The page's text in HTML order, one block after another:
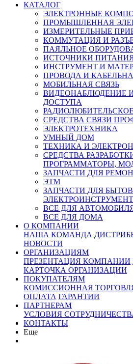
КАТАЛОГ
ЭЛЕКТРОННЫЕ
ПРОМЫШЛЕННАЯ
ИЗМЕРИТЕЛЬНЫЕ
КОММУТАЦИЯ И
ПАЯЛЬНОЕ
ИСТОЧНИКИ
ИНСТРУМЕНТ И
ПРОВОДА И
МОБИЛЬНАЯ СВЯЗЬ
ВИДЕОНАБЛЮДЕНИЕ
ДОСТУПА
СРЕДСТВА СВЯЗИ
ЭЛЕКТРОТЕХНИКА
УМНЫЙ ДОМ
ТЕХНИКА И
СРЕДСТВА
ПРОГРАММАТОРЫ,
ЗАПЧАСТИ ДЛЯ
ЭТМ
ЗАПЧАСТИ ДЛЯ
ВСЕ ДЛЯ
ВСЕ ДЛЯ ДОМА
О КОМПАНИИ
НАША КОМАНДА
НОВОСТИ
ОРГАНИЗАЦИЯМ
ПРЕЗЕНТАЦИЯ КОМПАНИИ
КАРТОЧКА ОРГАНИЗАЦИИ
ПОКУПАТЕЛЯМ
КОМИССИОННАЯ
ОПЛАТА ГАРАНТИИ
ПАРТНЕРАМ
УСЛОВИЯ
КОНТАКТЫ
Еще